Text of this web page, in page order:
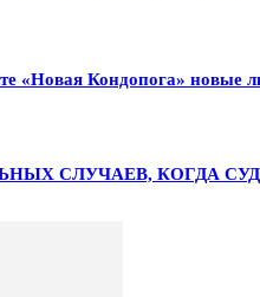
«Новая Кондопога»
СЛУЧАЕВ, КОГДА